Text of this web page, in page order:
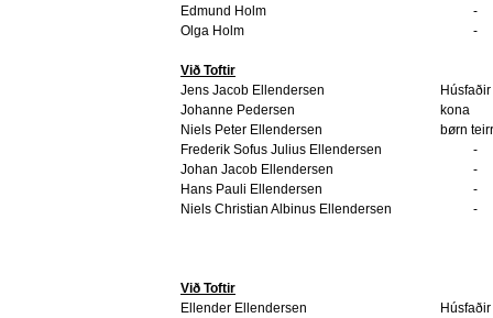
Edmund Holm
-
Olga Holm
-
Við Toftir
Jens Jacob Ellendersen
Húsfaðir
Johanne Pedersen
kona
Niels Peter Ellendersen
børn
Frederik Sofus Julius Ellendersen
-
Johan Jacob Ellendersen
-
Hans Pauli Ellendersen
-
Niels Christian Albinus Ellendersen
-
Við Toftir
Ellender Ellendersen
Húsfaðir